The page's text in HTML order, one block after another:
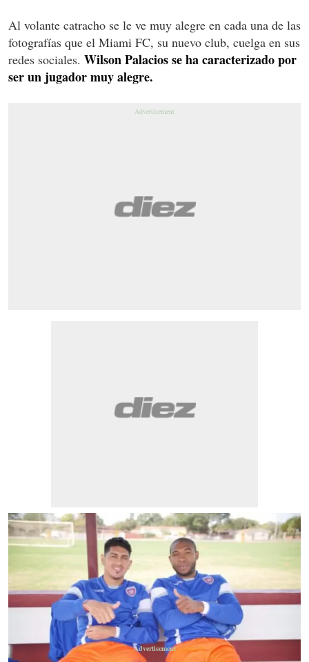
Al volante catracho se le ve muy alegre en cada una de las
fotografías que el Miami FC, su nuevo club, cuelga en sus
redes sociales. Wilson Palacios se ha caracterizado por
ser un jugador muy alegre.